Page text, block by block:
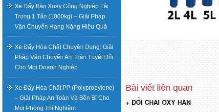
Điều
ĐỔI CHAI OXY HÀN
Xe Đẩy Bàn Xoay Công Nghiệp Tải
Trọng 1 Tấn (1000kg) – Giải Pháp
Vận Chuyển Hạng Nặng Hiệu Quả
Xe Đẩy Hóa Chất Chuyên Dụng: Giải
Pháp Vận Chuyển An Toàn Tuyệt Đối
Cho Mọi Doanh Nghiệp
Xe Đẩy Hóa Chất PP (Polypropylene)
– Giải Pháp An Toàn Và Bền Bỉ Cho
Mọi Phòng Thí Nghiệm